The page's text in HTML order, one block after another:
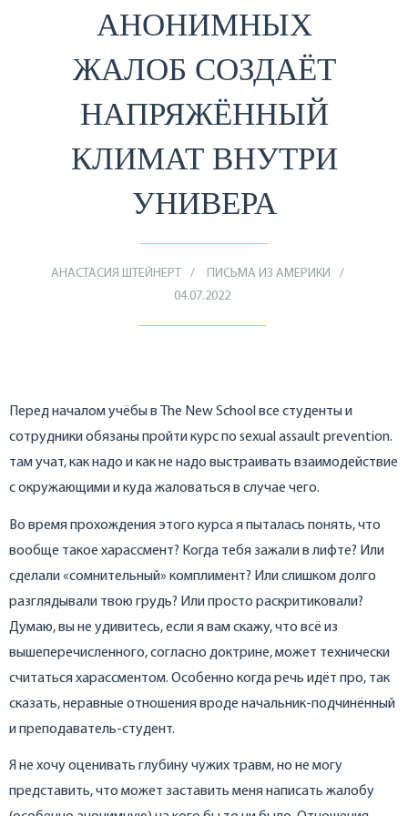
АНОНИМНЫХ
ЖАЛОБ СОЗДАЁТ
НАПРЯЖЁННЫЙ
КЛИМАТ ВНУТРИ
УНИВЕРА
АНАСТАСИЯ ШТЕЙНЕРТ
ПИСЬМА ИЗ АМЕРИКИ
04.07.2022
Перед началом учёбы в The New School все студенты и
сотрудники обязаны пройти курс по sexual assault prevention.
там учат, как надо и как не надо выстраивать взаимодействие
с окружающими и куда жаловаться в случае чего.
Во время прохождения этого курса я пыталась понять, что
вообще такое харассмент? Когда тебя зажали в лифте? Или
сделали «сомнительный» комплимент? Или слишком долго
разглядывали твою грудь? Или просто раскритиковали?
Думаю, вы не удивитесь, если я вам скажу, что всё из
вышеперечисленного, согласно доктрине, может технически
считаться харассментом. Особенно когда речь идёт про, так
сказать, неравные отношения вроде начальник-подчинённый
и преподаватель-студент.
Я не хочу оценивать глубину чужих травм, но не могу
представить, что может заставить меня написать жалобу